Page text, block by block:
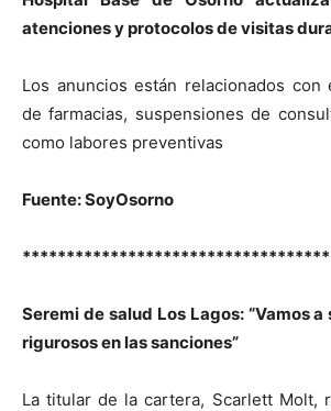
atenciones y protocolos de visitas
Los anuncios están relacionados con
de farmacias, suspensiones de
como labores preventivas
Fuente: SoyOsorno
Seremi de salud Los Lagos: “Vamos
rigurosos en las sanciones”
La titular de la cartera, Scarlett Molt,